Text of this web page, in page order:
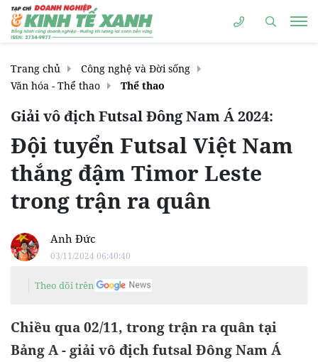
Trang chủ
Công nghệ và Đời sống
Văn hóa - Thể thao
Thể thao
Giải vô địch Futsal Đông Nam Á 2024:
Đội tuyển Futsal Việt Nam
thắng đậm Timor Leste
trong trận ra quân
Anh Đức
03/11/2024 06:40:40
Theo dõi trên
Chiều qua 02/11, trong trận ra quân tại
Bảng A - giải vô địch futsal Đông Nam Á